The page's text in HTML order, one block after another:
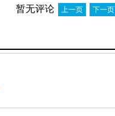
暂无评论 上一页 下一页